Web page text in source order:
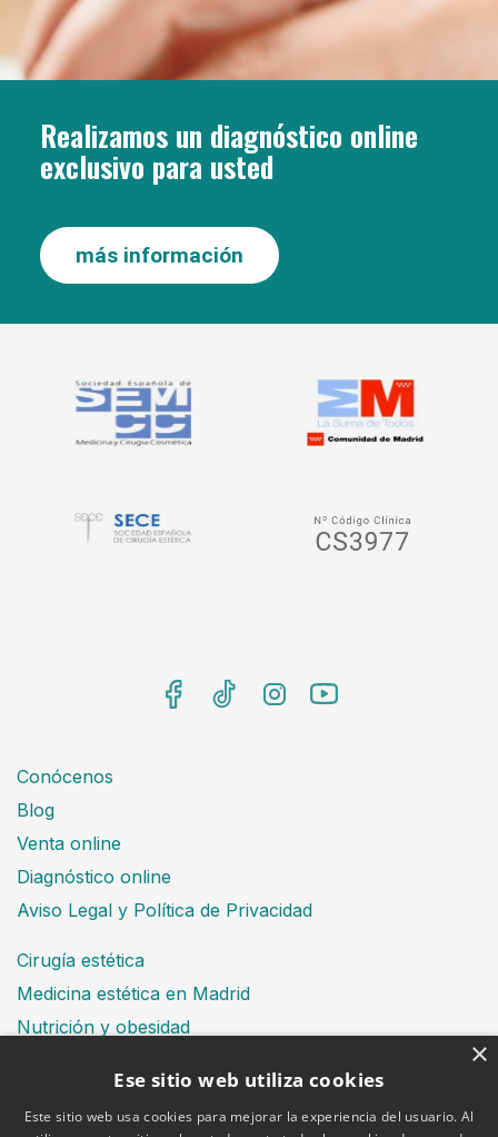
Realizamos un diagnóstico online
exclusivo para usted
más información
Conócenos
Blog
Venta online
Diagnóstico online
Aviso Legal y Política de Privacidad
Cirugía estética
Medicina estética en Madrid
Nutrición y obesidad
×
Ese sitio web utiliza cookies
Este sitio web usa cookies para mejorar la experiencia del usuario. Al